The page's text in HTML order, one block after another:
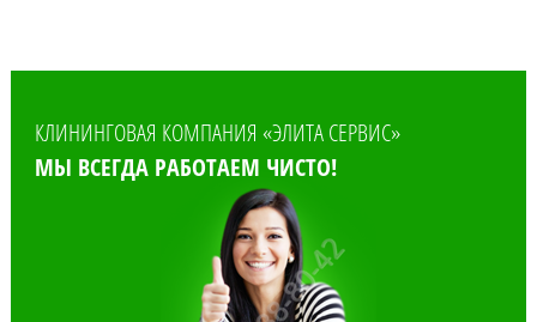
КЛИНИНГОВАЯ КОМПАНИЯ «ЭЛИТА СЕРВИС»
МЫ ВСЕГДА РАБОТАЕМ ЧИСТО!